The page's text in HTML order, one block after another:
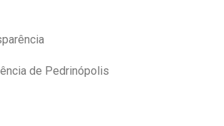
de Pedrinópolis